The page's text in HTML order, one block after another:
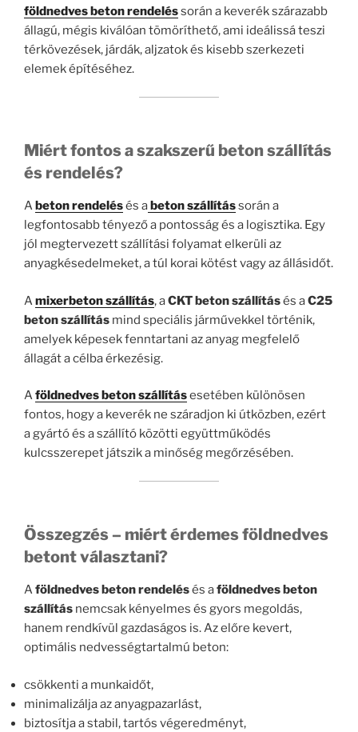
földnedves beton rendeléssorán a keverék szárazabb
állagú, mégis kiválóan tömöríthető, ami ideálissá teszi
térkövezések, járdák, aljzatok és kisebb szerkezeti
elemek építéséhez.
Miért fontos a szakszerű beton szállítás
és rendelés?
Abeton rendelésés abeton szállítássorán a
legfontosabb tényező a pontosság és a logisztika. Egy
jól megtervezett szállítási folyamat elkerüli az
anyagkésedelmeket, a túl korai kötést vagy az állásidőt.
Amixerbeton szállítás, aCKT beton szállításés aC25
beton szállítás mind speciális járművekkel történik,
amelyek képesek fenntartani az anyag megfelelő
állagát a célba érkezésig.
Aföldnedves beton szállításesetében különösen
fontos, hogy a keverék ne száradjon ki útközben, ezért
a gyártó és a szállító közötti együttműködés
kulcsszerepet játszik a minőség megőrzésében.
Összegzés – miért érdemes földnedves
betont választani?
Aföldnedves beton rendelésés aföldnedves beton
szállítás nemcsak kényelmes és gyors megoldás,
hanem rendkívül gazdaságos is. Az előre kevert,
optimális nedvességtartalmú beton:
csökkenti a munkaidőt,
minimalizálja az anyagpazarlást,
biztosítja a stabil, tartós végeredményt,